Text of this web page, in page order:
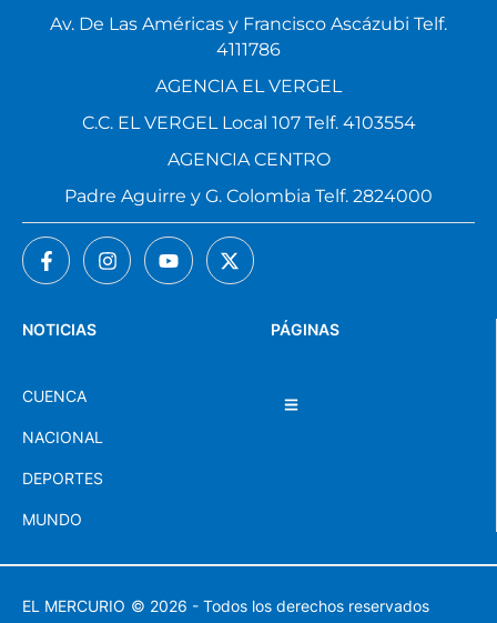
PÁGINAS
NOTICIAS
CUENCA
NACIONAL
DEPORTES
MUNDO
Av. De Las Américas y Francisco Ascázubi Telf.
4111786
AGENCIA EL VERGEL
C.C. EL VERGEL Local 107 Telf. 4103554
AGENCIA CENTRO
Padre Aguirre y G. Colombia Telf. 2824000
EL MERCURIO © 2026 - Todos los derechos reservados